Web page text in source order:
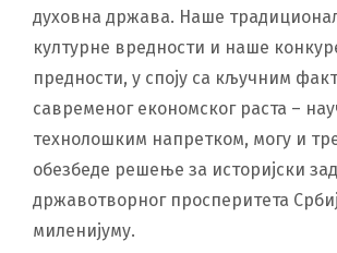
духовна држава. Наше
културне вредности и наше
предности, у споју са кључним
савременог економског раста –
технолошким напретком, могу и
обезбеде решење за историјски
државотворног просперитета
миленијуму.